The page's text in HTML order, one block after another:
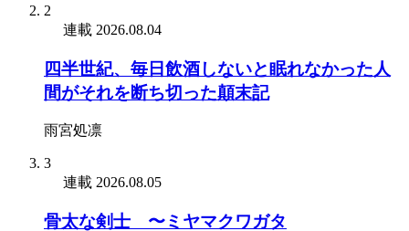
2
連載 2026.08.04
四半世紀、毎日飲酒しないと眠れなかった人
間がそれを断ち切った顛末記
雨宮処凛
3
連載 2026.08.05
骨太な剣士 〜ミヤマクワガタ